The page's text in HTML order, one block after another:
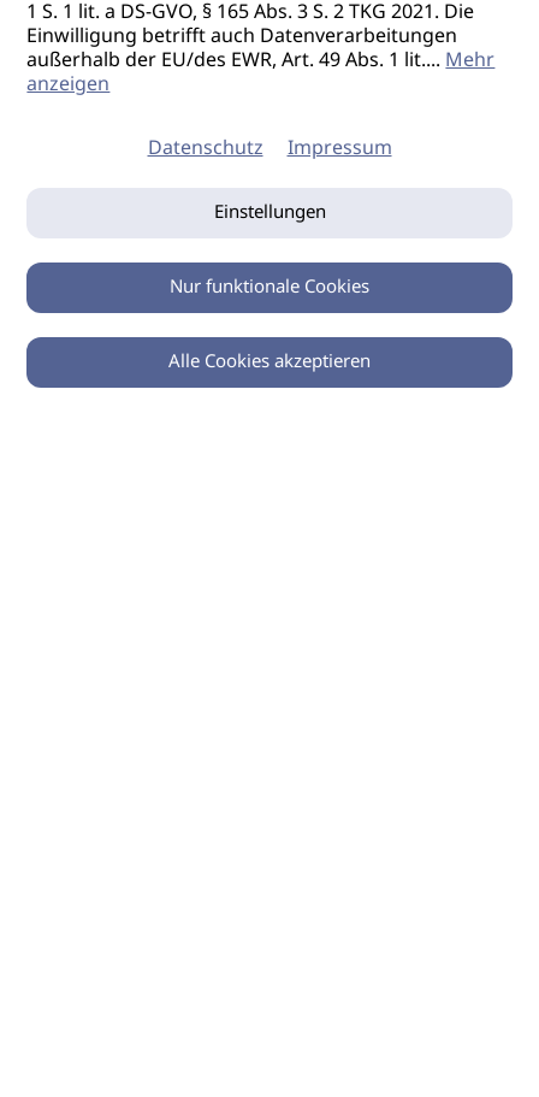
0
1 S. 1 lit. a DS-GVO, § 165 Abs. 3 S. 2 TKG 2021. Die
Einwilligung betrifft auch Datenverarbeitungen
außerhalb der EU/des EWR, Art. 49 Abs. 1 lit....Mehr
anzeigen
Datenschutz Impressum
Einstellungen
Nur funktionale Cookies
Alle Cookies akzeptieren